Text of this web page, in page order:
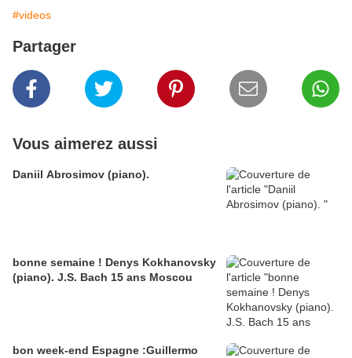
#videos
Partager
Vous aimerez aussi
Daniil Abrosimov (piano).
bonne semaine ! Denys Kokhanovsky
(piano). J.S. Bach 15 ans Moscou
bon week-end Espagne :Guillermo